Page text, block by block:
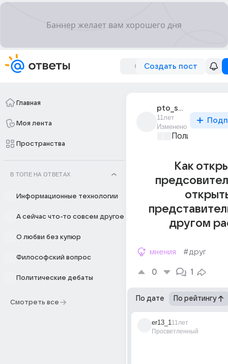
Создать пост
Главная
Моя лента
Пространства
В ТОПЕ НА ОТВЕТАХ
Информационные технологии
А сейчас что-то совсем другое
О любви без купюр
Философский вопрос
Политические дебаты
Смотреть все
pto_spmk98
11лет
Изменено
Как
другом
мнения #друг
0 1
По дате По рейтингу
er13_1
Просветленный
11лет